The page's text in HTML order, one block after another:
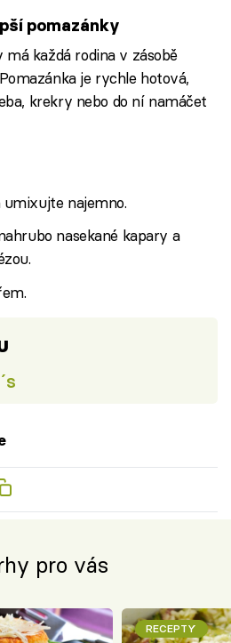
pomazánky
každá rodina v zásobě
je rychle hotová,
krekry nebo do ní namáčet
najemno.
nasekané kapary a
pro vás
RECEPTY